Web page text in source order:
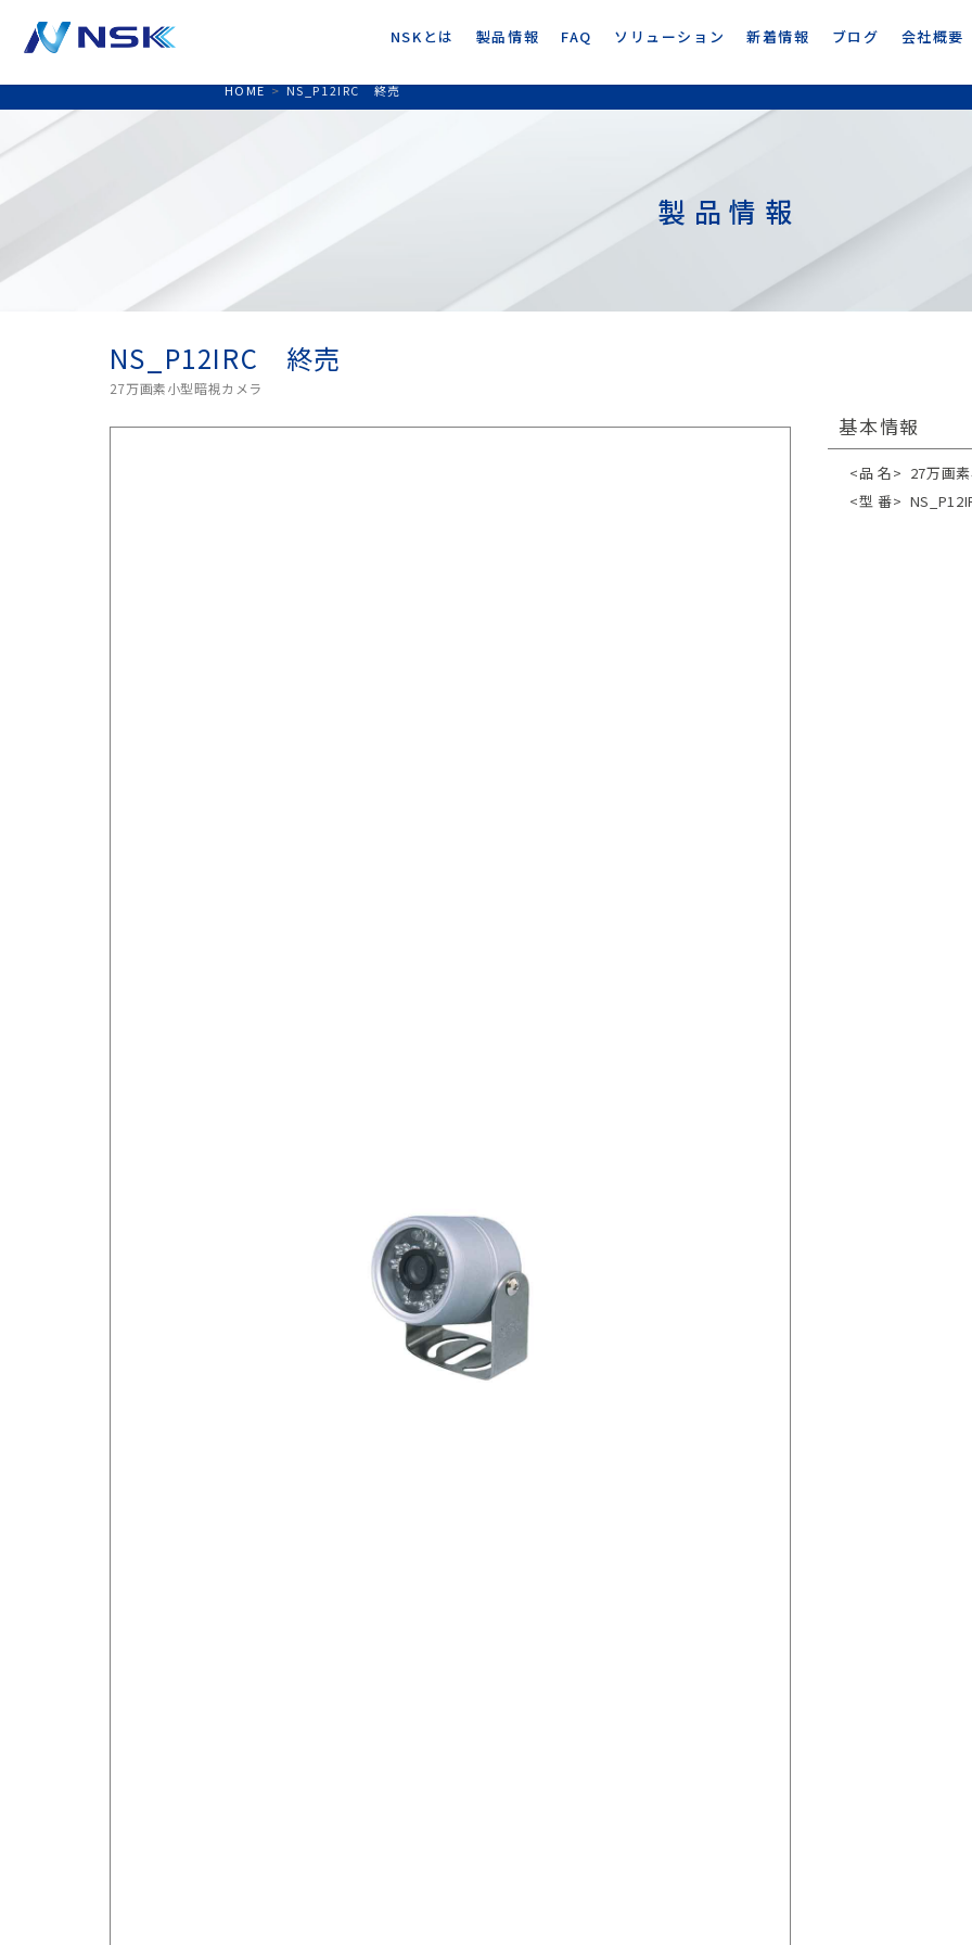
NSKとは 製品情報 FAQ ソリューション 新着情報 ブログ 会社概要
HOME > NS_P12IRC 終売
製品情報
NS_P12IRC 終売
27万画素小型暗視カメラ
基本情報
<品 名> 27万画
<型 番>